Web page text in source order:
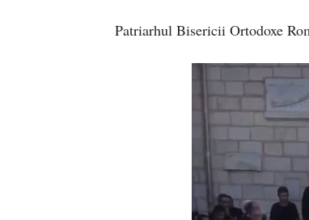
Patriarhul Bisericii Ortodoxe